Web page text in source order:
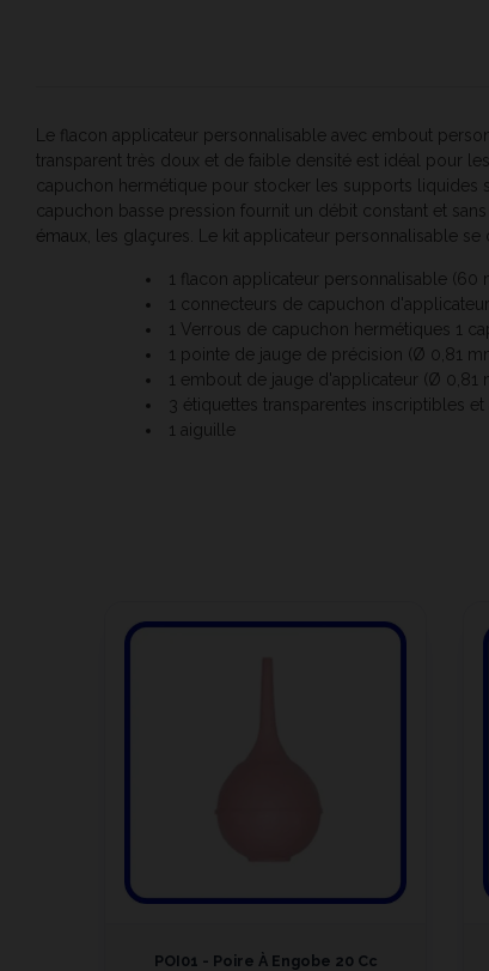
Le flacon applicateur personnalisable avec embout
transparent très doux et de faible densité est idéal pour
capuchon hermétique pour stocker les supports liquides
capuchon basse pression fournit un débit constant et
émaux , les glaçures. Le kit applicateur personnalisable
1 flacon applicateur personnalisable (60
1 connecteurs de capuchon
1 Verrous de capuchon hermétiques 1
1 pointe de jauge de précision (Ø 0,81
1 embout de jauge d'applicateur (Ø 0,81
3 étiquettes transparentes inscriptibles
1 aiguille
POI01 - Poire À Engobe 20 Cc